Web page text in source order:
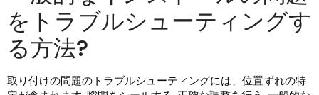
をトラブルシューティングす
る方法?
取り付けの問題のトラブルシューティングには、位置ずれの特